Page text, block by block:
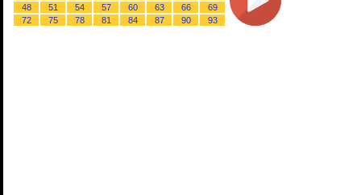
48
51 54 57 60 63 66
69
72
75 78 81 84 87 90 93